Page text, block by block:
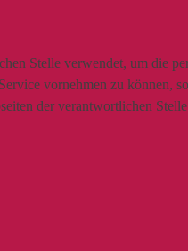
Stelle verwendet, um die
vornehmen zu
der verantwortlichen